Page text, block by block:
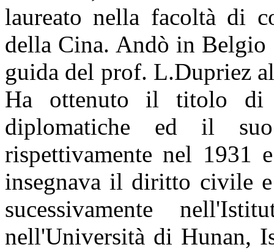
laureato nella facoltà di
della Cina. Andò in Belgio
guida del prof. L.Dupriez
Ha ottenuto il titolo di
diplomatiche ed il
rispettivamente nel
insegnava il diritto civile
sucessivamente nell'
nell'Università di Hunan,